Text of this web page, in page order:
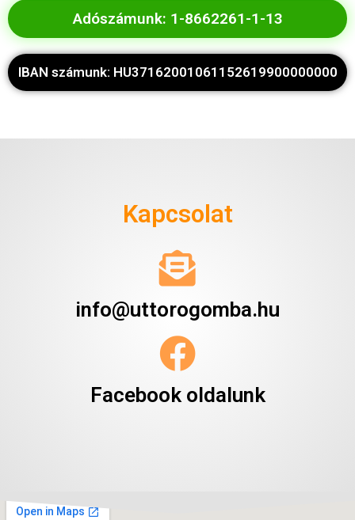
Adószámunk: 1-8662261-1-13
IBAN számunk: HU37162001061152619900000000
Kapcsolat
info@uttorogomba.hu
Facebook oldalunk